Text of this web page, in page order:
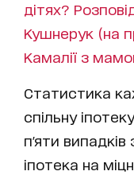
дітях?
Кушнерук (на
Камалії з
Статистика
спільну
п'яти випадків
іпотека на